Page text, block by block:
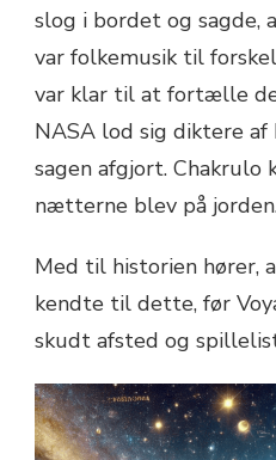
slog i bordet og sagde,
var folkemusik til
var klar til at fortælle
NASA lod sig diktere af
sagen afgjort. Chakrulo
nætterne blev på
Med til historien hører,
kendte til dette, før
skudt afsted og